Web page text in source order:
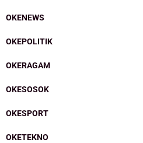
OKENEWS
OKEPOLITIK
OKERAGAM
OKESOSOK
OKESPORT
OKETEKNO